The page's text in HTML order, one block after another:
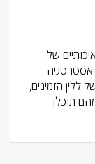
של
אסטרטגיה
ללין הזמינים,
תוכלו